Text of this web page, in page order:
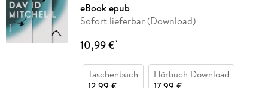
eBook epub
Sofort lieferbar (Download)
10,99 €*
Taschenbuch
Hörbuch Download